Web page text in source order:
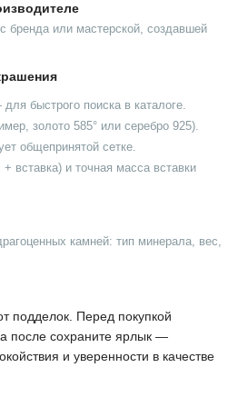
бренда или мастерской, создавшей
быстрого поиска в каталоге.
золото 585° или серебро 925).
общепринятой сетке.
вставка) и точная масса вставки
камней: тип минерала, вес,
подделок. Перед покупкой
после сохраните ярлык —
и уверенности в качестве